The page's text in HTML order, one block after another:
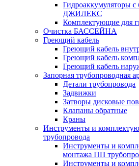
Гидроаккумуляторы с
ДЖИЛЕКС
Комплектующие для
Очистка БАССЕЙНА
Греющий кабель
Греющий кабель
Греющий кабель
Греющий кабель
Запорная трубопроводная
Детали трубопровода
Задвижки
Затворы дисковые
Клапаны обратные
Краны
Инструменты и
трубопровода
Инструменты и
монтажа ПП
Инструменты и